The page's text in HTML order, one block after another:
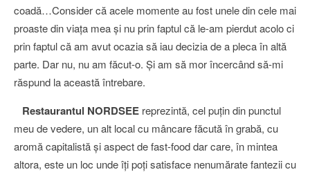
coadă…Consider că acele momente au fost unele din cele mai
proaste din viaţa mea şi nu prin faptul că le-am pierdut acolo ci
prin faptul că am avut ocazia să iau decizia de a pleca în altă
parte. Dar nu, nu am făcut-o. Şi am să mor încercând să-mi
răspund la această întrebare.
Restaurantul NORDSEE reprezintă, cel puţin din punctul
meu de vedere, un alt local cu mâncare făcută în grabă, cu
aromă capitalistă şi aspect de fast-food dar care, în mintea
altora, este un loc unde îţi poţi satisface nenumărate fantezii cu